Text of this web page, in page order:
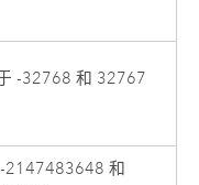
-32768 和 32767
2147483648 和